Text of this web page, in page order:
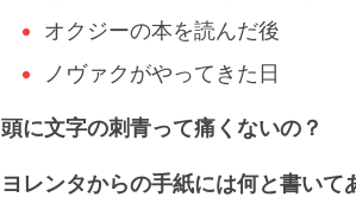
オクジーの本を読んだ後
ノヴァクがやってきた日
頭に文字の刺青って痛くないの？
ヨレンタからの手紙には何と書いて